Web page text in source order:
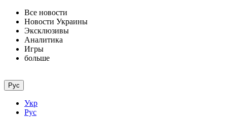
Все новости
Новости Украины
Эксклюзивы
Аналитика
Игры
больше
Рус
Укр
Рус